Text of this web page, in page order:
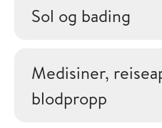
Sol og bading
Medisiner,
blodpropp